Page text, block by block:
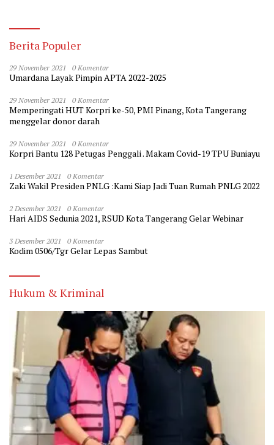
Berita Populer
29 November 2021 0 Komentar
Umardana Layak Pimpin APTA 2022-2025
29 November 2021 0 Komentar
Memperingati HUT Korpri ke-50, PMI Pinang, Kota Tangerang
menggelar donor darah
29 November 2021 0 Komentar
Korpri Bantu 128 Petugas Penggali . Makam Covid-19 TPU Buniayu
1 Desember 2021 0 Komentar
Zaki Wakil Presiden PNLG :Kami Siap Jadi Tuan Rumah PNLG 2022
2 Desember 2021 0 Komentar
Hari AIDS Sedunia 2021, RSUD Kota Tangerang Gelar Webinar
3 Desember 2021 0 Komentar
Kodim 0506/Tgr Gelar Lepas Sambut
Hukum & Kriminal